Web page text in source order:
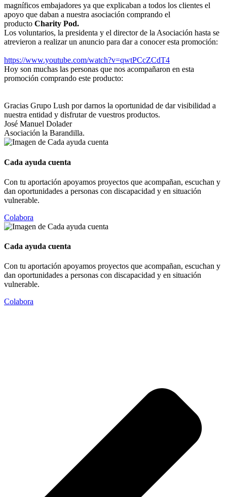
magníficos embajadores ya que explicaban a todos los clientes el
apoyo que daban a nuestra asociación comprando el
producto Charity Pod.
Los voluntarios, la presidenta y el director de la Asociación hasta se
atrevieron a realizar un anuncio para dar a conocer esta promoción:
https://www.youtube.com/watch?v=qwtPCcZCdT4
Hoy son muchas las personas que nos acompañaron en esta
promoción comprando este producto:
Gracias Grupo Lush por darnos la oportunidad de dar visibilidad a
nuestra entidad y disfrutar de vuestros productos.
José Manuel Dolader
Asociación la Barandilla.
Cada ayuda cuenta
Con tu aportación apoyamos proyectos que acompañan, escuchan y
dan oportunidades a personas con discapacidad y en situación
vulnerable.
Colabora
Cada ayuda cuenta
Con tu aportación apoyamos proyectos que acompañan, escuchan y
dan oportunidades a personas con discapacidad y en situación
vulnerable.
Colabora